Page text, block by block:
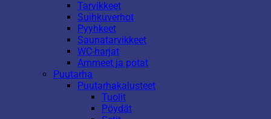
Tarvikkeet
Suihkuverhot
Pyyhkeet
Saunatarvikkeet
WC-harjat
Ammeet ja potat
Puutarha
Puutarhakalusteet
Tuolit
Pöydät